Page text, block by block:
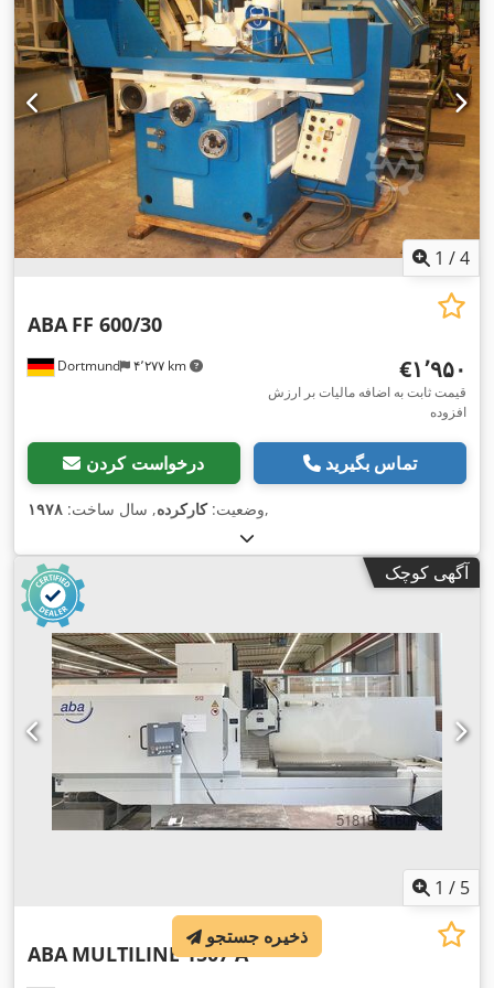
۴۰۰ V
, نیاز به ارتفاع:۲٬۸۷۰ میلی‌متر , تجهیزات:سرعت چرخش به
طور نامحدود قابل تنظیم,
1 /4
Dortmund ۴٬۲۷۷ km
ABA FF 600/30
‎€۱٬۹۵۰
قیمت ثابت به اضافه مالیات بر ارزش
افزوده
درخواست کردن تماس بگیرید
وضعیت:کارکرده, سال ساخت: ۱۹۷۸ ,
آگهی کوچک
1 / 5
ABA MULTILINE 1507 A
ذخیره جستجو